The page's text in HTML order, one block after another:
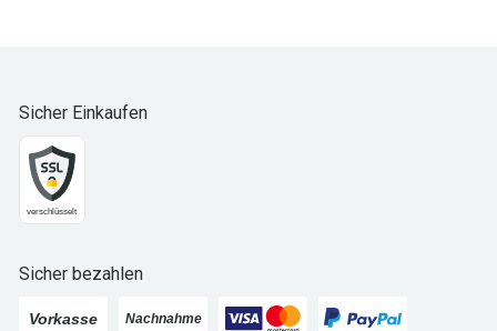
Sicher Einkaufen
Sicher bezahlen